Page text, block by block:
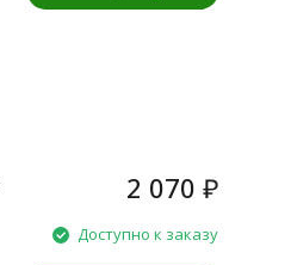
2 070 ₽
Доступно к заказу